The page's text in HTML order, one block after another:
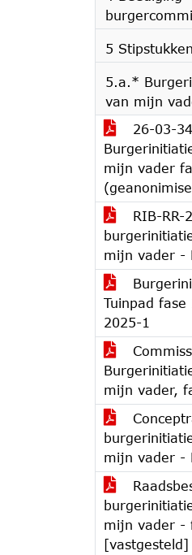
5 Stipstukken
5.a.*
van mijn
26-03-
mijn vader
RIB-RR-
mijn vader -
Tuinpad
2025-1
mijn vader,
mijn vader -
mijn vader -
[vastgesteld]